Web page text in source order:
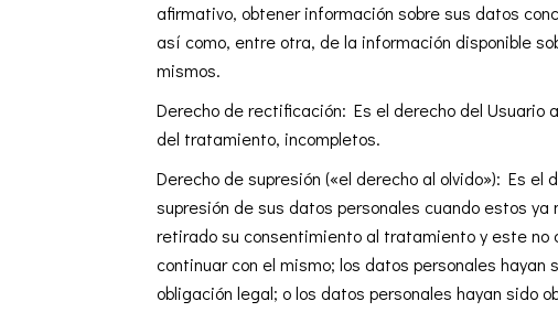
afirmativo, obtener información sobre sus datos
así como, entre otra, de la información disponible
mismos.
Derecho de rectificación: Es el derecho del
del tratamiento, incompletos.
Derecho de supresión («el derecho al olvido»): Es
supresión de sus datos personales cuando estos
retirado su consentimiento al tratamiento y este no
continuar con el mismo; los datos personales
obligación legal; o los datos personales hayan sido